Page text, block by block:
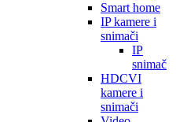
Smart home
IP kamere i
snimači
IP
snimač
HDCVI
kamere i
snimači